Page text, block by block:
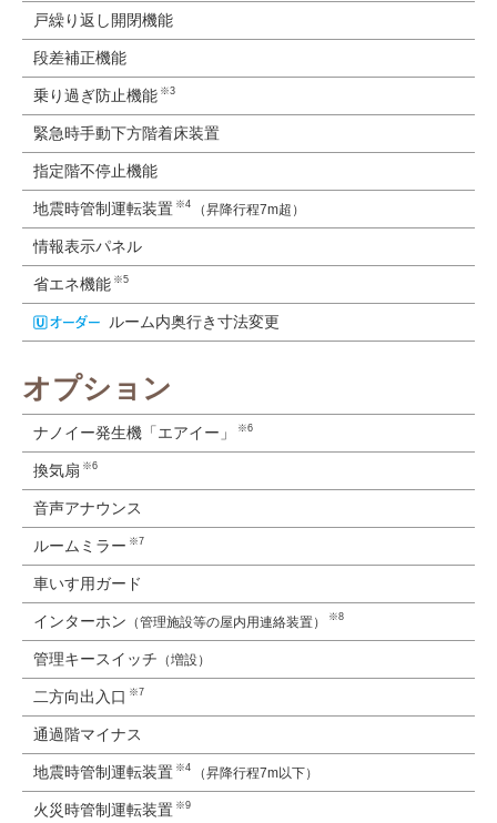
戸繰り返し開閉機能
段差補正機能
乗り過ぎ防止機能 ※3
緊急時手動下方階着床装置
指定階不停止機能
地震時管制運転装置 ※4 （昇降行程7m超）
情報表示パネル
省エネ機能 ※5
ルーム内奥行き寸法変更
オプション
ナノイー発生機「エアイー」 ※6
換気扇 ※6
音声アナウンス
ルームミラー ※7
車いす用ガード
インターホン （管理施設等の屋内用連絡装置） ※8
管理キースイッチ （増設）
二方向出入口 ※7
通過階マイナス
地震時管制運転装置 ※4 （昇降行程7m以下）
火災時管制運転装置 ※9